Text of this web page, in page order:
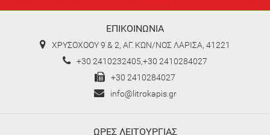
ΕΠΙΚΟΙΝΩΝΙΑ
ΧΡΥΣΟΧΟΟΥ 9 & 2, ΑΓ. ΚΩΝ/ΝΟΣ ΛΑΡΙΣΑ, 41221
+30 2410232405,+30 2410284027
+30 2410284027
info@litrokapis.gr
ΩΡΕΣ ΛΕΙΤΟΥΡΓΙΑΣ